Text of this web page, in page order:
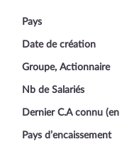
Pays
Date de création
Groupe, Actionnaire
Nb de Salariés
Dernier C.A connu
Pays d’encaissement